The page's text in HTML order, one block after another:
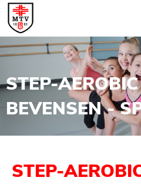
STEP-
BEVENSEN -
STEP-